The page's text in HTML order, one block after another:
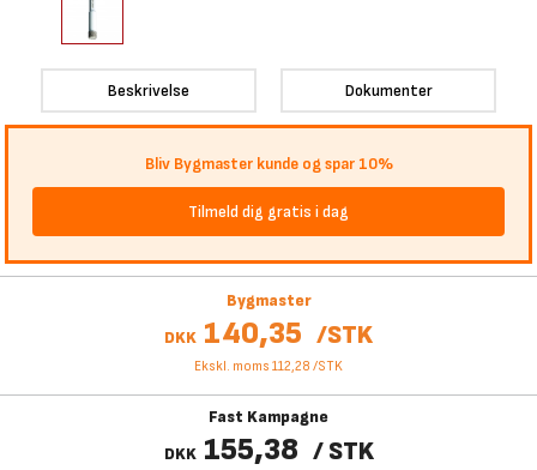
Beskrivelse Dokumenter
Bliv Bygmaster kunde og spar 10%
Tilmeld dig gratis i dag
Bygmaster
DKK 140,35 /STK
Ekskl. moms 112,28 /STK
Fast Kampagne
DKK 155,38 / STK